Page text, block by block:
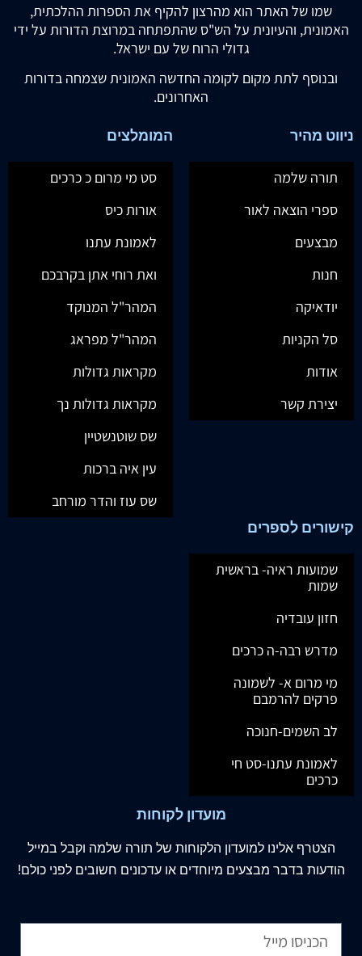
שמו של האתר הוא מהרצון להקיף את הספרות ההלכתית,
האמונית, והעיונית על הש"ס שהתפתחה במרוצת הדורות על ידי
גדולי הרוח של עם ישראל.
ובנוסף לתת מקום לקומה החדשה האמונית שצמחה בדורות
האחרונים.
ניווט מהיר
תורה שלמה
ספרי הוצאה לאור
מבצעים
חנות
יודאיקה
סל הקניות
אודות
יצירת קשר
המומלצים
סט מי מרום כ כרכים
אורות כיס
לאמונת עתנו
ואת רוחי אתן בקרבכם
המהר"ל המנוקד
המהר"ל מפראג
מקראות גדולות
מקראות גדולות נך
שס שוטנשטיין
עין איה ברכות
שס עוז והדר מורחב
קישורים לספרים
שמועות ראיה- בראשית
שמות
חזון עובדיה
מדרש רבה-ה כרכים
מי מרום א- לשמונה
פרקים להרמבם
לב השמים-חנוכה
לאמונת עתנו-סט חי
כרכים
מועדון לקוחות
הצטרף אלינו למועדון הלקוחות של תורה שלמה וקבל במייל
הודעות בדבר מבצעים מיוחדים או עדכונים חשובים לפני כולם!